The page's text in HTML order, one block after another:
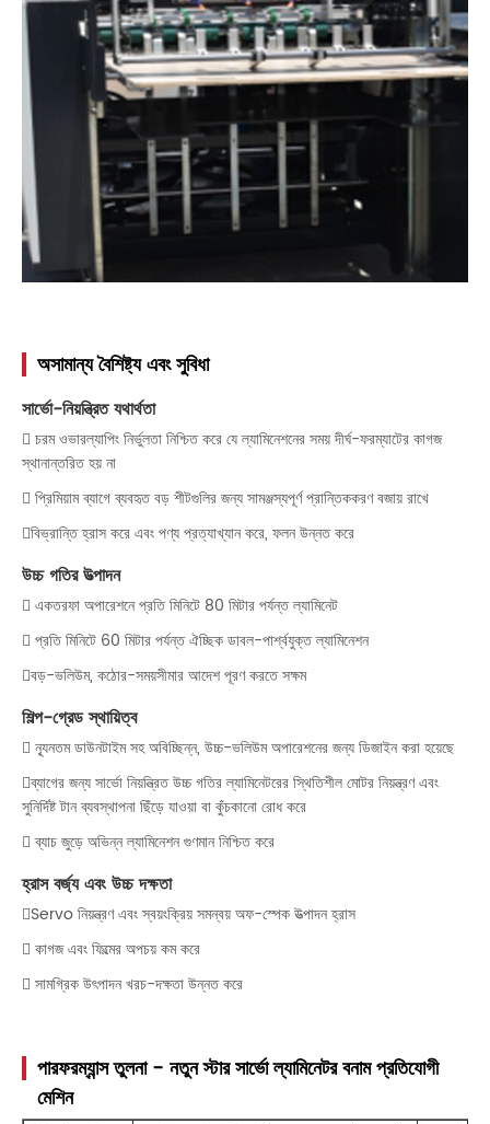
অসামান্য বৈশিষ্ট্য এবং সুবিধা
সার্ভো-নিয়ন্ত্রিত যথার্থতা
 চরম ওভারল্যাপিং নির্ভুলতা নিশ্চিত করে যে ল্যামিনেশনের সময় দীর্ঘ-ফরম্যাটের কাগজ
স্থানান্তরিত হয় না
 প্রিমিয়াম ব্যাগে ব্যবহৃত বড় শীটগুলির জন্য সামঞ্জস্যপূর্ণ প্রান্তিককরণ বজায় রাখে
বিভ্রান্তি হ্রাস করে এবং পণ্য প্রত্যাখ্যান করে, ফলন উন্নত করে
উচ্চ গতির উত্পাদন
 একতরফা অপারেশনে প্রতি মিনিটে 80 মিটার পর্যন্ত ল্যামিনেট
 প্রতি মিনিটে 60 মিটার পর্যন্ত ঐচ্ছিক ডাবল-পার্শ্বযুক্ত ল্যামিনেশন
বড়-ভলিউম, কঠোর-সময়সীমার আদেশ পূরণ করতে সক্ষম
শিল্প-গ্রেড স্থায়িত্ব
 ন্যূনতম ডাউনটাইম সহ অবিচ্ছিন্ন, উচ্চ-ভলিউম অপারেশনের জন্য ডিজাইন করা হয়েছে
ব্যাগের জন্য সার্ভো নিয়ন্ত্রিত উচ্চ গতির ল্যামিনেটরের স্থিতিশীল মোটর নিয়ন্ত্রণ এবং
সুনির্দিষ্ট টান ব্যবস্থাপনা ছিঁড়ে যাওয়া বা কুঁচকানো রোধ করে
 ব্যাচ জুড়ে অভিন্ন ল্যামিনেশন গুণমান নিশ্চিত করে
হ্রাস বর্জ্য এবং উচ্চ দক্ষতা
Servo নিয়ন্ত্রণ এবং স্বয়ংক্রিয় সমন্বয় অফ-স্পেক উত্পাদন হ্রাস
 কাগজ এবং ফিল্মের অপচয় কম করে
 সামগ্রিক উৎপাদন খরচ-দক্ষতা উন্নত করে
পারফরম্যান্স তুলনা - নতুন স্টার সার্ভো ল্যামিনেটর বনাম প্রতিযোগী
মেশিন